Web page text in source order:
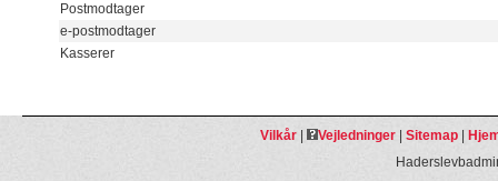
Postmodtager
e-postmodtager
Kasserer
Vilkår| Vejledninger| Sitemap|